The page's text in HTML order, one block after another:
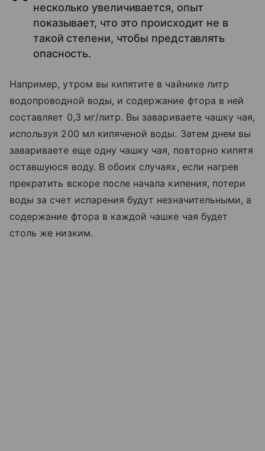
несколько увеличивается, опыт
показывает, что это происходит не в
такой степени, чтобы представлять
опасность.
Например, утром вы кипятите в чайнике литр
водопроводной воды, и содержание фтора в ней
составляет 0,3 мг/литр. Вы завариваете чашку чая,
используя 200 мл кипяченой воды. Затем днем вы
завариваете еще одну чашку чая, повторно кипятя
оставшуюся воду. В обоих случаях, если нагрев
прекратить вскоре после начала кипения, потери
воды за счет испарения будут незначительными, а
содержание фтора в каждой чашке чая будет
столь же низким.